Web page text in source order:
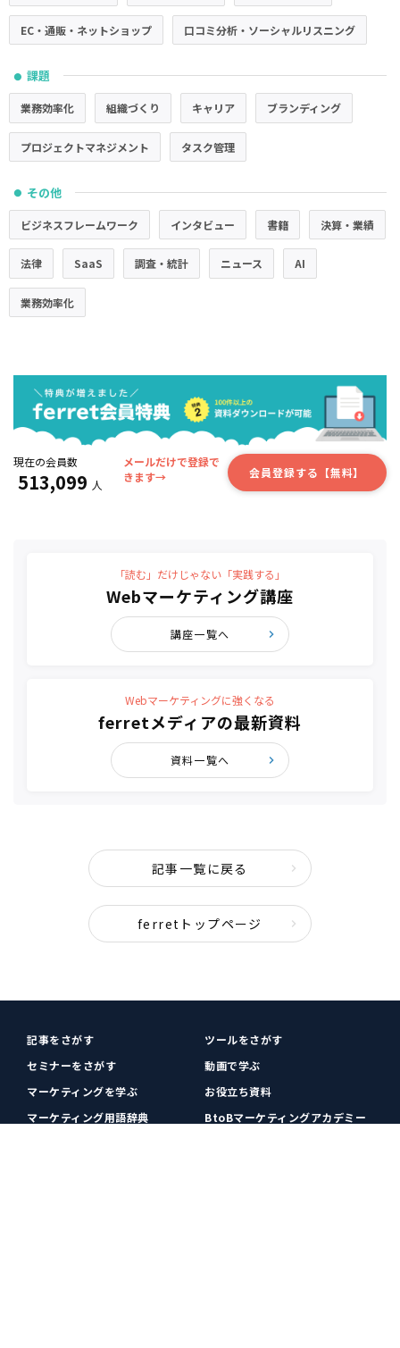
EC・通販・ネットショップ 口コミ分析・ソーシャルリスニング
● 課題
業務効率化 組織づくり キャリア ブランディング
プロジェクトマネジメント タスク管理
● その他
ビジネスフレームワーク インタビュー 書籍 決算・業績
法律 SaaS 調査・統計 ニュース AI
業務効率化
現在の会員数
513,099 人
メールだけで登録で
きます→
会員登録する【無料】
「読む」だけじゃない「実践する」
Webマーケティング講座
講座一覧へ
Webマーケティングに強くなる
ferretメディアの最新資料
資料一覧へ
記事一覧に戻る
ferretトップページ
記事をさがす
ツールをさがす
セミナーをさがす
動画で学ぶ
マーケティングを学ぶ
お役立ち資料
マーケティング用語辞典
BtoBマーケティングアカデミー